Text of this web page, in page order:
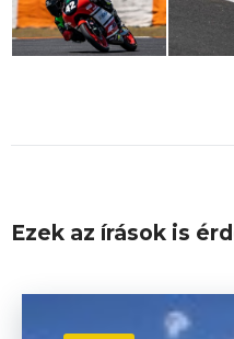
Ezek az írások is